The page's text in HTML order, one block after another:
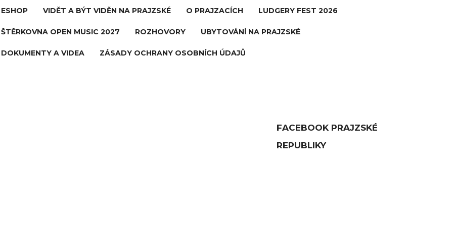
ESHOP VIDĚT A BÝT VIDĚN NA PRAJZSKÉ O PRAJZACÍCH LUDGERY FEST 2026
ŠTĚRKOVNA OPEN MUSIC 2027 ROZHOVORY UBYTOVÁNÍ NA PRAJZSKÉ
DOKUMENTY A VIDEA ZÁSADY OCHRANY OSOBNÍCH ÚDAJŮ
FACEBOOK PRAJZSKÉ
REPUBLIKY